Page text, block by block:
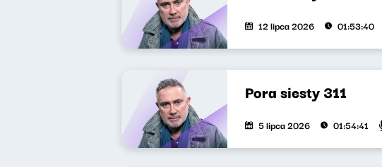
12 lipca 2026 01:53:40
Pora siesty 311
5 lipca 2026 01:54:41